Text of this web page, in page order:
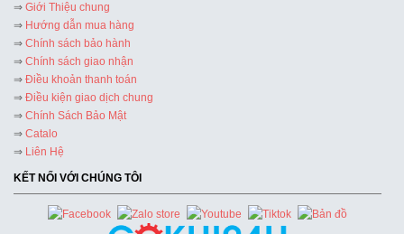
⇒ Giới Thiệu chung
⇒ Hướng dẫn mua hàng
⇒ Chính sách bảo hành
⇒ Chính sách giao nhận
⇒ Điều khoản thanh toán
⇒ Điều kiện giao dịch chung
⇒ Chính Sách Bảo Mật
⇒ Catalo
⇒ Liên Hệ
KẾT NỐI VỚI CHÚNG TÔI